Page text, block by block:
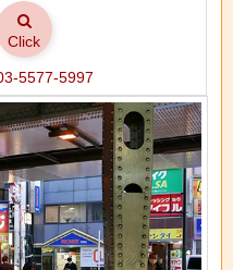
Click
5577-5997